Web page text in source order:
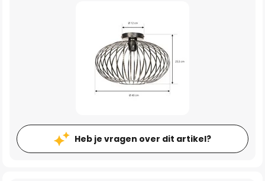
Heb je vragen over dit artikel?